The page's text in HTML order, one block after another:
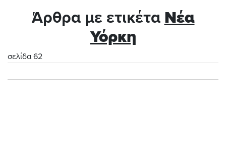
Άρθρα με ετικέτα Νέα
Υόρκη
σελίδα 62